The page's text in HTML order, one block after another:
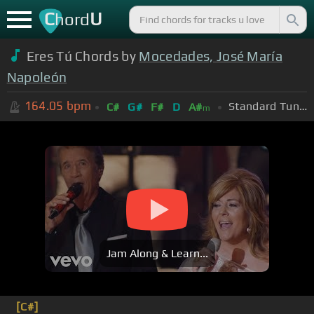
ChordU
Eres Tú Chords by Mocedades, José María
Napoleón
164.05 bpm C# G# F# D A#m Standard Tuning (EADGBE)
Jam Along & Learn...
[C#]